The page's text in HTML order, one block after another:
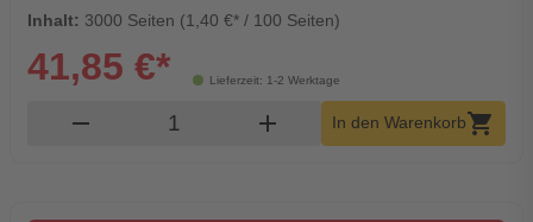
Inhalt: 3000 Seiten (1,40 €* / 100 Seiten)
Lieferzeit: 1-2 Werktage
41,85 €*
remove Produkt Warenkorb Menge
add In den Warenkorbshopping_cart